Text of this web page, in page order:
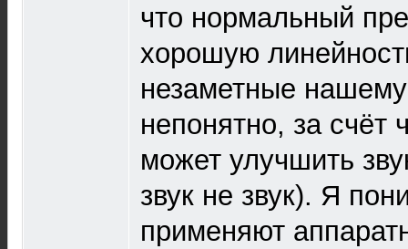
что нормальный
хорошую
незаметные
непонятно, за счёт
может улучшить
звук не звук). Я
применяют